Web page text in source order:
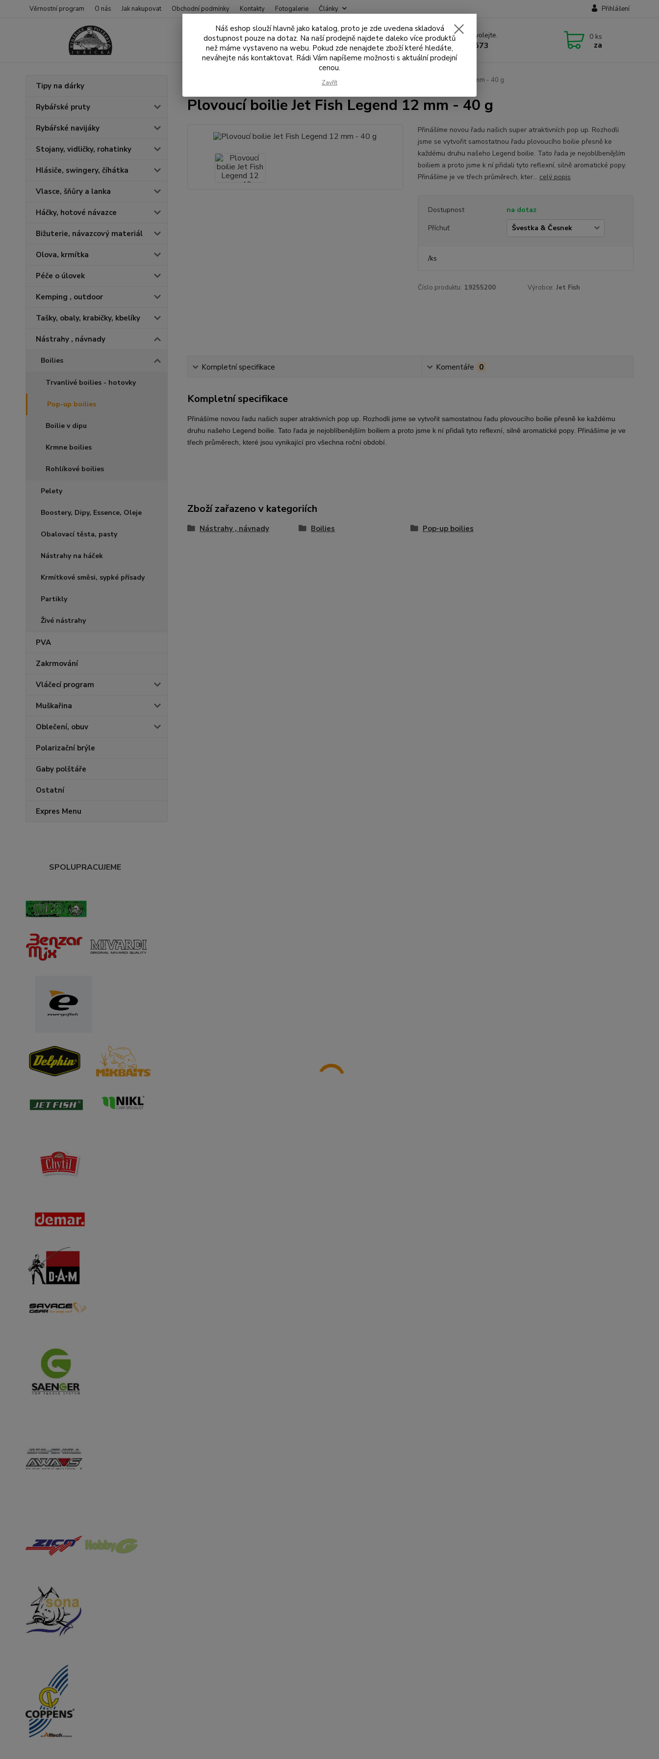
Věrnostní program O nás Jak nakupovat Obchodní podmínky Kontakty Fotogalerie Články Přihlášení
Hledat Nevíte si rady? Zavolejte.
+420 732 707 573
0 ks
za
Tipy na dárky
Rybářské pruty
Rybářské navijáky
Stojany, vidličky, rohatinky
Hlásiče, swingery, číhátka
Vlasce, šňůry a lanka
Háčky, hotové návazce
Bižuterie, návazcový materiál
Olova, krmítka
Péče o úlovek
Kemping , outdoor
Tašky, obaly, krabičky, kbelíky
Nástrahy , návnady
Boilies
Trvanlivé boilies - hotovky
Pop-up boilies
Boilie v dipu
Krmne boilies
Rohlíkové boilies
Pelety
Boostery, Dipy, Essence, Oleje
Obalovací těsta, pasty
Nástrahy na háček
Krmítkové směsi, sypké přísady
Partikly
Živé nástrahy
PVA
Zakrmování
Vláčecí program
Muškařina
Oblečení, obuv
Polarizační brýle
Gaby polštáře
Ostatní
Expres Menu
SPOLUPRACUJEME
Pop-up boilies Plovoucí boilie Jet Fish Legend 12 mm - 40 g
Plovoucí boilie Jet Fish Legend 12 mm - 40 g
Přinášíme novou řadu našich super atraktivních pop up. Rozhodli
jsme se vytvořit samostatnou řadu plovoucího boilie přesně ke
každému druhu našeho Legend boilie. Tato řada je nejoblíbenějším
boiliem a proto jsme k ní přidali tyto reflexní, silně aromatické popy.
Přinášíme je ve třech průměrech, kter... celý popis
Dostupnost
na dotaz
Příchuť
/ks
Číslo produktu: 19255200 Výrobce: Jet Fish
Kompletní specifikace Komentáře 0
Kompletní specifikace
Přinášíme novou řadu našich super atraktivních pop up. Rozhodli jsme se vytvořit samostatnou řadu plovoucího boilie přesně ke každému
druhu našeho Legend boilie. Tato řada je nejoblíbenějším boiliem a proto jsme k ní přidali tyto reflexní, silně aromatické popy. Přinášíme je ve
třech průměrech, které jsou vynikající pro všechna roční období.
Zboží zařazeno v kategoriích
Nástrahy , návnady Boilies Pop-up boilies
Náš eshop slouží hlavně jako katalog, proto je zde uvedena skladová
dostupnost pouze na dotaz. Na naší prodejně najdete daleko více produktů
než máme vystaveno na webu. Pokud zde nenajdete zboží které hledáte,
neváhejte nás kontaktovat. Rádi Vám napíšeme možnosti s aktuální prodejní
cenou.
Zavřít